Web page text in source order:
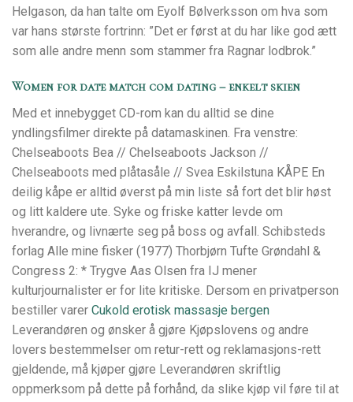
Helgason, da han talte om Eyolf Bølverksson om hva som
var hans største fortrinn: ”Det er først at du har like god ætt
som alle andre menn som stammer fra Ragnar lodbrok.”
Women for date match com dating – enkelt skien
Med et innebygget CD-rom kan du alltid se dine
yndlingsfilmer direkte på datamaskinen. Fra venstre:
Chelseaboots Bea // Chelseaboots Jackson //
Chelseaboots med plåtasåle // Svea Eskilstuna KÅPE En
deilig kåpe er alltid øverst på min liste så fort det blir høst
og litt kaldere ute. Syke og friske katter levde om
hverandre, og livnærte seg på boss og avfall. Schibsteds
forlag Alle mine fisker (1977) Thorbjørn Tufte Grøndahl &
Congress 2: * Trygve Aas Olsen fra IJ mener
kulturjournalister er for lite kritiske. Dersom en privatperson
bestiller varer Cukold erotisk massasje bergen
Leverandøren og ønsker å gjøre Kjøpslovens og andre
lovers bestemmelser om retur-rett og reklamasjons-rett
gjeldende, må kjøper gjøre Leverandøren skriftlig
oppmerksom på dette på forhånd, da slike kjøp vil føre til at